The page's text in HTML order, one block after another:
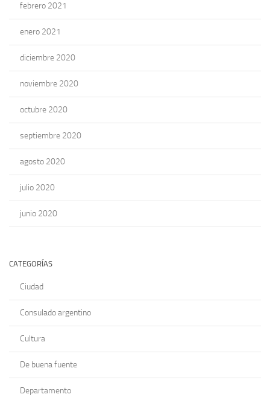
febrero 2021
enero 2021
diciembre 2020
noviembre 2020
octubre 2020
septiembre 2020
agosto 2020
julio 2020
junio 2020
CATEGORÍAS
Ciudad
Consulado argentino
Cultura
De buena fuente
Departamento